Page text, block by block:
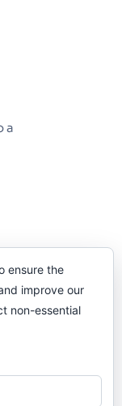
a
que
ensure the
improve our
non-essential